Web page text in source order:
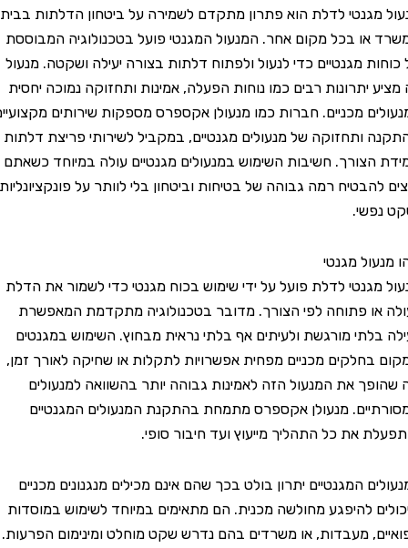
לדלת הוא פתרון מתקדם לשמירה על ביטחון הדלתות בבית,
בכל מקום אחר. המנעול המגנטי פועל בטכנולוגיה המבוססת
מגנטיים כדי לנעול ולפתוח דלתות בצורה יעילה ושקטה. מנעול
יתרונות רבים כמו נוחות הפעלה, אמינות ותחזוקה נמוכה יחסית
מכניים. חברות כמו מנעולן אקספרס מספקות שירותים מקצועיים
ותחזוקה של מנעולים מגנטיים, במקביל לשירותי פריצת דלתות
חשיבות השימוש במנעולים מגנטיים עולה במיוחד כשאתם
רמה גבוהה של בטיחות וביטחון בלי לוותר על פונקציונליות
מגנטי
לדלת פועל על ידי שימוש בכוח מגנטי כדי לשמור את הדלת
פתוחה לפי הצורך. מדובר בטכנולוגיה מתקדמת המאפשרת
מורגשת ולעיתים אף בלתי נראית מבחוץ. השימוש במגנטים
מכניים מפחית אפשרויות לתקלות או שחיקה לאורך זמן,
את המנעול הזה לאמינות גבוהה יותר בהשוואה למנעולים
מנעולן אקספרס מתמחת בהתקנת המנעולים המגנטיים
את כל התהליך מייעוץ ועד חיבור סופי.
המגנטיים יתרון בולט בכך שהם אינם מכילים מנגנונים מכניים
להיפגע מחולשה מכנית. הם מתאימים במיוחד לשימוש במוסדות
מעבדות, או משרדים בהם נדרש שקט מוחלט ומינימום הפרעות.